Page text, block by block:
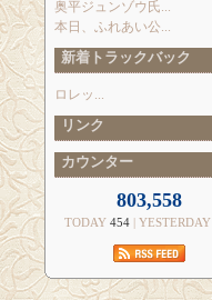
奥平ジュンゾウ氏...
本日、ふれあい公...
新着トラックバック
ロレッ...
リンク
カウンター
803,558
TODAY 454| YESTERDAY